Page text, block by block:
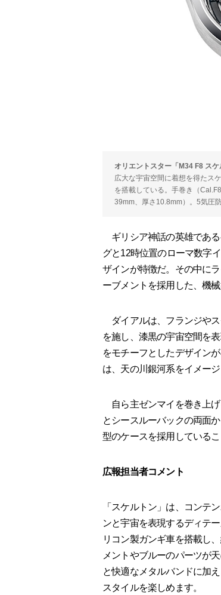
オリエントスター「M34 F8 ス
広大な宇宙空間に着想を得たス
を搭載している。手巻き（
39mm、厚さ10.8mm）。5気圧
ギリシア神話の英雄であ
グと12時位置のローマ数字
ザインが特徴だ。その中に
ーブメントを採用した、機
ダイアルは、フランジや
を施し、漆黒の宇宙空間を
をモチーフとしたデザイン
は、天の川銀河系をイメー
自ら主ゼンマイを巻き上
とシースルーバックの両面
型のケースを採用しているこ
広報担当者コメント
「スケルトン」は、コンテ
ンと宇宙を表現するディテ
リコン製ガンギ車を搭載し
メントやブルーのパーツが
と快適なメタルバンドに加
スタイルを楽しめます。